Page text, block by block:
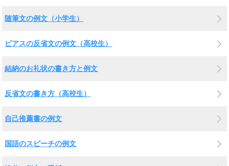
随筆文の例文（小学生）
ピアスの反省文の例文（高校生）
結納のお礼状の書き方と例文
反省文の書き方（高校生）
自己推薦書の例文
国語のスピーチの例文